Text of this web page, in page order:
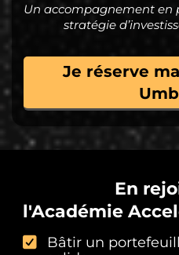
Un accompagnement en
stratégie
Je réserve
En
l'Académie
Bâtir un